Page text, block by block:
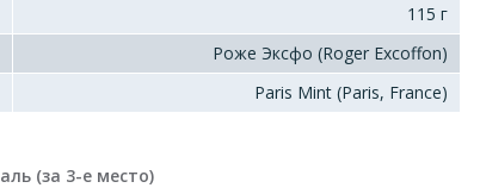
115 г
Роже Эксфо (Roger Excoffon)
Paris Mint (Paris, France)
(за 3-е место)